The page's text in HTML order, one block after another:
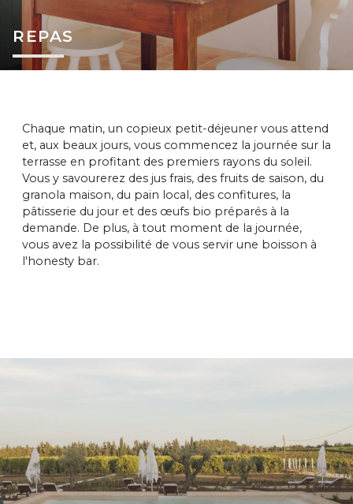
REPAS
Chaque matin, un copieux petit-déjeuner vous attend
et, aux beaux jours, vous commencez la journée sur la
terrasse en profitant des premiers rayons du soleil.
Vous y savourerez des jus frais, des fruits de saison, du
granola maison, du pain local, des confitures, la
pâtisserie du jour et des œufs bio préparés à la
demande. De plus, à tout moment de la journée,
vous avez la possibilité de vous servir une boisson à
l'honesty bar.